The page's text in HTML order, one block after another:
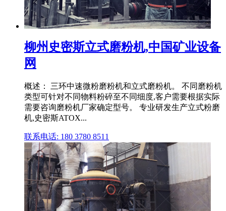
柳州史密斯立式磨粉机,中国矿业设备
网
概述： 三环中速微粉磨粉机和立式磨粉机。 不同磨粉机
类型可针对不同物料粉碎至不同细度,客户需要根据实际
需要咨询磨粉机厂家确定型号。 专业研发生产立式粉磨
机,史密斯ATOX...
联系电话: 180 3780 8511